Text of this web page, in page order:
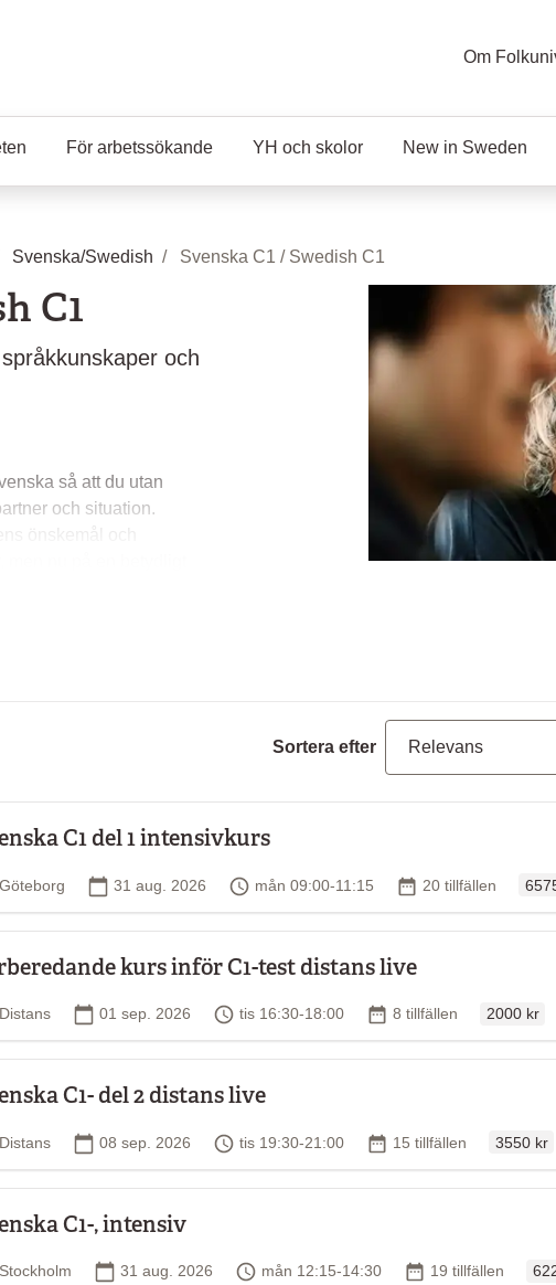
Om
För arbetssökande YH och skolor New in Sweden
Svenska/Swedish Svenska C1 / Swedish C1
C1
och
så att du utan
och situation.
till exempel A1-nivån bör
med hjälp av
Sortera efter
C1 del 1 intensivkurs
Plats
Göteborg Startdatum
31 aug. 2026 Tid
mån 09:00-11:15 Antal tillfällen
20 tillfällen
kurs inför C1-test distans live
Plats
Distans Startdatum
01 sep. 2026 Tid
tis 16:30-18:00 Antal tillfällen
8 tillfällen 2000 kr
C1- del 2 distans live
Plats
Distans Startdatum
08 sep. 2026 Tid
tis 19:30-21:00 Antal tillfällen
15 tillfällen 3550 kr
C1-, intensiv
Plats
Stockholm Startdatum
31 aug. 2026 Tid
mån 12:15-14:30 Antal tillfällen
19 tillfällen